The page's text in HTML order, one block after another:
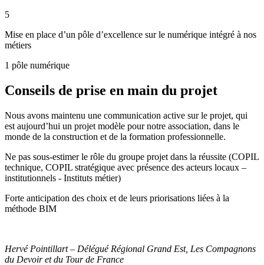
5
Mise en place d’un pôle d’excellence sur le numérique intégré à nos
métiers
1 pôle numérique
Conseils de prise en main du projet
Nous avons maintenu une communication active sur le projet, qui
est aujourd’hui un projet modèle pour notre association, dans le
monde de la construction et de la formation professionnelle.
Ne pas sous-estimer le rôle du groupe projet dans la réussite (COPIL
technique, COPIL stratégique avec présence des acteurs locaux –
institutionnels - Instituts métier)
Forte anticipation des choix et de leurs priorisations liées à la
méthode BIM
Hervé Pointillart – Délégué Régional Grand Est, Les Compagnons
du Devoir et du Tour de France